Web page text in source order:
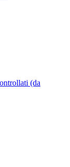
(da